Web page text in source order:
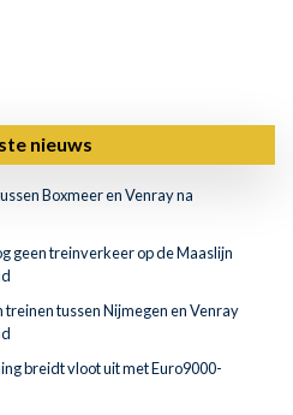
nieuws
Boxmeer en Venray na
geen treinverkeer op de Maaslijn
treinen tussen Nijmegen en Venray
breidt vloot uit met Euro9000-